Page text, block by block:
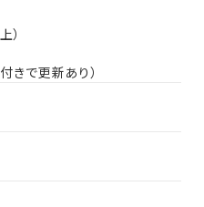
）
で更新あり）